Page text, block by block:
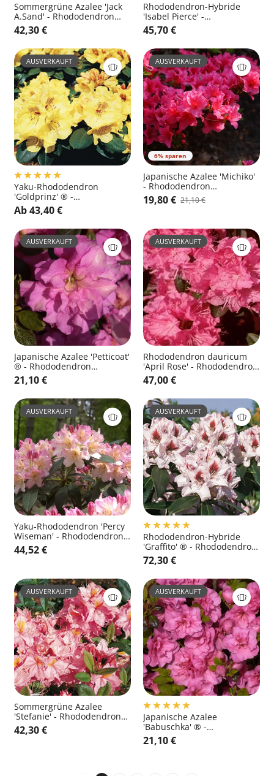
Sommergrüne Azalee 'Jack
A.Sand' - Rhododendron
luteum 'Jack A.Sand'
42,30 €
Rhododendron-Hybride
'Isabel Pierce' -
Rhododendron Hybride
'Isabel Pierce'
45,70 €
AUSVERKAUFT
Yaku-Rhododendron
'Goldprinz' ® -
Rhododendron
yakushimanum 'Goldprinz'
Ab 43,40 €
6% sparen
AUSVERKAUFT
Japanische Azalee 'Michiko'
- Rhododendron
obt.'Michiko'
19,80 € 21,10 €
AUSVERKAUFT
Japanische Azalee 'Petticoat'
® - Rhododendron
obt.'Petticoat' ®
21,10 €
AUSVERKAUFT
Rhododendron dauricum
'April Rose' - Rhododendron
dauricum 'April Rose'
47,00 €
AUSVERKAUFT
Yaku-Rhododendron 'Percy
Wiseman' - Rhododendron
yak.'Percy Wiseman'
44,52 €
AUSVERKAUFT
Rhododendron-Hybride
'Graffito' ® - Rhododendron
Hybride 'Graffito' ®
72,30 €
AUSVERKAUFT
Sommergrüne Azalee
'Stefanie' - Rhododendron
luteum 'Stefanie'
42,30 €
AUSVERKAUFT
Japanische Azalee
'Babuschka' ® -
Rhododendron
obt.'Babuschka' ®
21,10 €